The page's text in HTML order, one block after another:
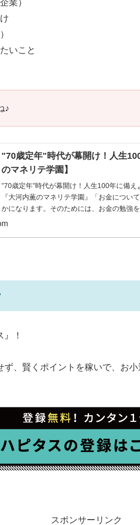
業）
いこと
♪
"70歳定年"時代が幕開け！人生
のマネリテ学園】
"70歳定年"時代が幕開け！人生100年に備え
『大河内薫のマネリテ学園』「お金につい
かになります。そのためには、お金の勉強
ではお金について学...
！
ず、賢くポイントを稼いで、お
スポンサーリンク